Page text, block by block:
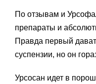
По отзывам и
препараты и
Правда первый
суспензии, но он
Урсосан идет в